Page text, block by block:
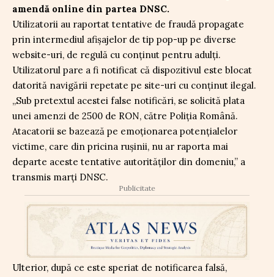
amendă online din partea DNSC.
Utilizatorii au raportat tentative de fraudă propagate
prin intermediul afișajelor de tip pop-up pe diverse
website-uri, de regulă cu conținut pentru adulți.
Utilizatorul pare a fi notificat că dispozitivul este blocat
datorită navigării repetate pe site-uri cu conținut ilegal.
„Sub pretextul acestei false notificări, se solicită plata
unei amenzi de 2500 de RON, către Poliția Română.
Atacatorii se bazează pe emoționarea potențialelor
victime, care din pricina rușinii, nu ar raporta mai
departe aceste tentative autorităților din domeniu,” a
transmis marți DNSC.
Publicitate
Ulterior, după ce este speriat de notificarea falsă,